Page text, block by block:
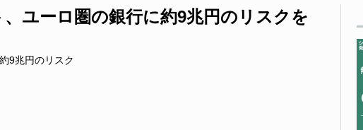
ユーロ圏の銀行に約9兆円のリスクを